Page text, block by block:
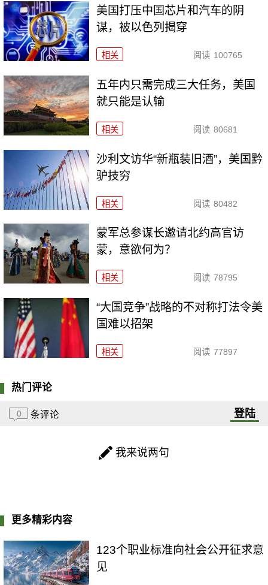
美国打压中国芯片和汽车的阴
谋，被以色列揭穿
相关 阅读 100765
五年内只需完成三大任务，美国
就只能是认输
相关 阅读 80681
沙利文访华“新瓶装旧酒”，美国黔
驴技穷
相关 阅读 80482
​蒙军总参谋长邀请北约高官访
蒙，意欲何为？
相关 阅读 78795
“大国竞争”战略的不对称打法令美
国难以招架
相关 阅读 77897
热门评论
0 条评论 登陆
我来说两句
更多精彩内容
123个职业标准向社会公开征求意
见